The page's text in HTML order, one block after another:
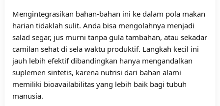
Mengintegrasikan bahan-bahan ini ke dalam pola makan
harian tidaklah sulit. Anda bisa mengolahnya menjadi
salad segar, jus murni tanpa gula tambahan, atau sekadar
camilan sehat di sela waktu produktif. Langkah kecil ini
jauh lebih efektif dibandingkan hanya mengandalkan
suplemen sintetis, karena nutrisi dari bahan alami
memiliki bioavailabilitas yang lebih baik bagi tubuh
manusia.